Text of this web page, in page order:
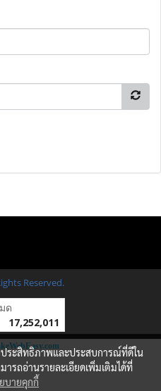
Reserved.
ประสิทธิภาพและประสบการณ์ที่ดีใน
ารถอ่านรายละเอียดเพิ่มเติมได้ที่
บายคุกกี้